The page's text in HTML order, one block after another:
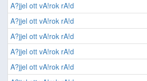
A?jjel ott vA!rok rA!d
A?jjel ott vA!rok rA!d
A?jjel ott vA!rok rA!d
A?jjel ott vA!rok rA!d
A?jjel ott vA!rok rA!d